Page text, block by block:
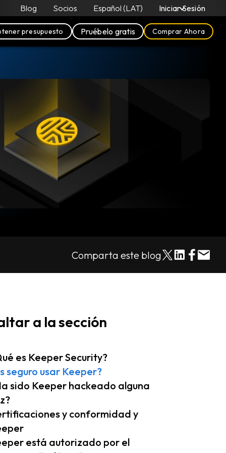
Blog Socios Español (LAT) Iniciar Sesión
presupuesto Pruébelo gratis Comprar Ahora
Comparta este blog
a la sección
es Keeper Security?
seguro usar Keeper?
sido Keeper hackeado alguna
y conformidad y
está autorizado por el